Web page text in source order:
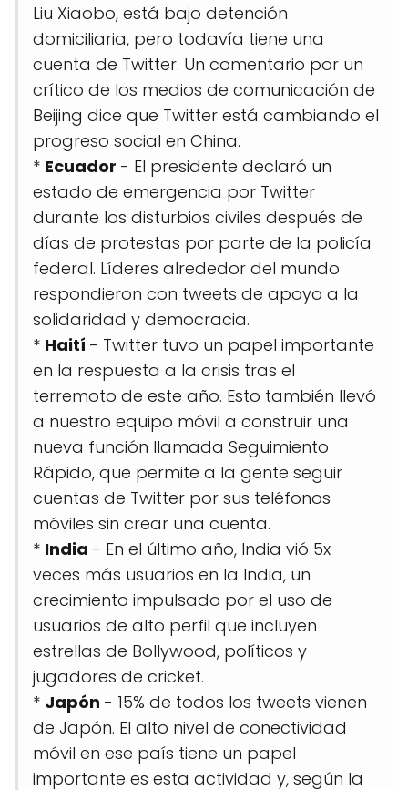
Liu Xiaobo, está bajo detención
domiciliaria, pero todavía tiene una
cuenta de Twitter. Un comentario por un
crítico de los medios de comunicación de
Beijing dice que Twitter está cambiando el
progreso social en China.
* Ecuador - El presidente declaró un
estado de emergencia por Twitter
durante los disturbios civiles después de
días de protestas por parte de la policía
federal. Líderes alrededor del mundo
respondieron con tweets de apoyo a la
solidaridad y democracia.
* Haití - Twitter tuvo un papel importante
en la respuesta a la crisis tras el
terremoto de este año. Esto también llevó
a nuestro equipo móvil a construir una
nueva función llamada Seguimiento
Rápido, que permite a la gente seguir
cuentas de Twitter por sus teléfonos
móviles sin crear una cuenta.
* India - En el último año, India vió 5x
veces más usuarios en la India, un
crecimiento impulsado por el uso de
usuarios de alto perfil que incluyen
estrellas de Bollywood, políticos y
jugadores de cricket.
* Japón - 15% de todos los tweets vienen
de Japón. El alto nivel de conectividad
móvil en ese país tiene un papel
importante es esta actividad y, según la